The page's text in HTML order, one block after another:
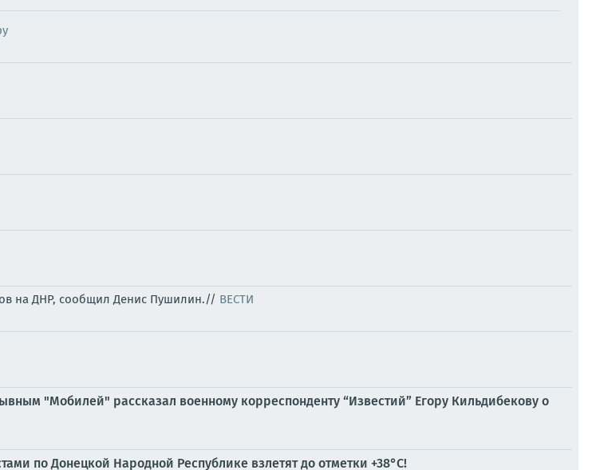
на ДНР, сообщил Денис Пушилин.// ВЕСТИ
"Мобилей" рассказал военному корреспонденту “Известий” Егору Кильдибекову о
по Донецкой Народной Республике взлетят до отметки +38°C!